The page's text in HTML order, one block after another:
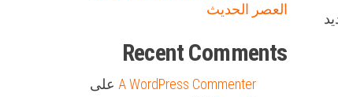
العصر الحديث
Recent Comments
A WordPress Commenter على